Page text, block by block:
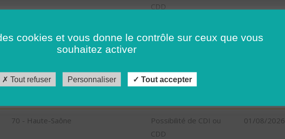
CDD
CDD
CDD
37 - Indre-et-Loire
Possibilité de CDI ou
70 - Haute-Saône
Possibilité de CDI ou
CDD
01/08/2026
cookies et vous donne le contrôle sur ceux que vous
souhaitez activer
Tout refuser Personnaliser Tout accepter